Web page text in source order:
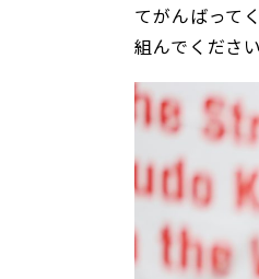
てがんばって
組んでくださ